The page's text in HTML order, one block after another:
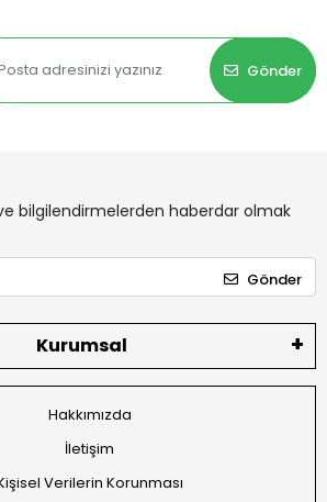
Gönder
bilgilendirmelerden haberdar olmak
Gönder
Kurumsal
Hakkımızda
İletişim
Verilerin Korunması